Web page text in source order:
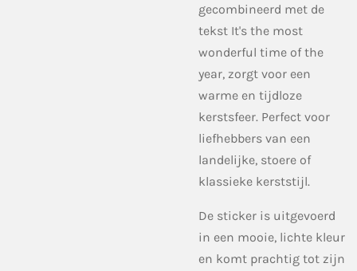
gecombineerd met de
tekst It's the most
wonderful time of the
year, zorgt voor een
warme en tijdloze
kerstsfeer. Perfect voor
liefhebbers van een
landelijke, stoere of
klassieke kerststijl.
De sticker is uitgevoerd
in een mooie, lichte kleur
en komt prachtig tot zijn